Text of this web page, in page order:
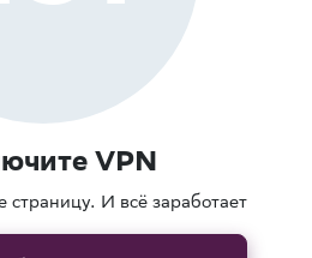
VPN
страницу. И всё заработает